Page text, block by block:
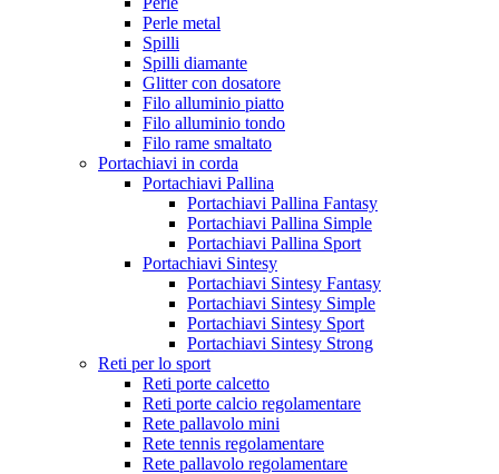
Perle metal
Spilli
Spilli diamante
Glitter con dosatore
Filo alluminio piatto
Filo alluminio tondo
Filo rame smaltato
Portachiavi in corda
Portachiavi Pallina
Portachiavi Pallina Fantasy
Portachiavi Pallina Simple
Portachiavi Pallina Sport
Portachiavi Sintesy
Portachiavi Sintesy Fantasy
Portachiavi Sintesy Simple
Portachiavi Sintesy Sport
Portachiavi Sintesy Strong
Reti per lo sport
Reti porte calcetto
Reti porte calcio regolamentare
Rete pallavolo mini
Rete tennis regolamentare
Rete pallavolo regolamentare